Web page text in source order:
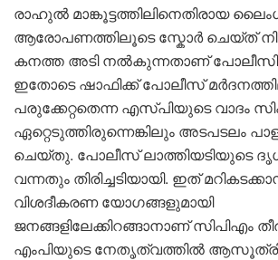
രാഹുൽ മാങ്കൂട്ടത്തിലിനെതിരായ
ആരോപണത്തിലൂടെ സ്കോർ ചെയ്ത്
കനത്ത അടി നൽകുന്നതാണ്
ഇതോടെ ഷാഫിക്ക് പോലീസ്
പരുക്കേറ്റതെന്ന എസ്പിയുടെ വാദം
ഏറ്റെടുത്തിരുന്നെങ്കിലും അടപടലം
ചെയ്തു. പോലീസ് ലാത്തിയടിയുടെ
വന്നതും തിരിച്ചടിയായി. ഇത്
വിശദീകരണ യോഗങ്ങളുമായി
ജനങ്ങളിലേക്കിറങ്ങാനാണ് സിപിഎം
എംപിയുടെ നേതൃത്വത്തിൽ